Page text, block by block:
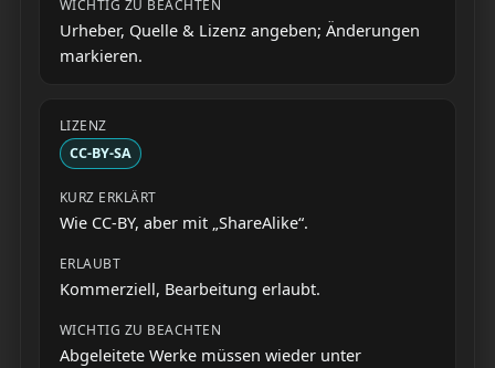
Urheber, Quelle & Lizenz angeben; Änderungen
markieren.
CC-BY-SA
Wie CC-BY, aber mit „ShareAlike“.
Kommerziell, Bearbeitung erlaubt.
Abgeleitete Werke müssen wieder unter